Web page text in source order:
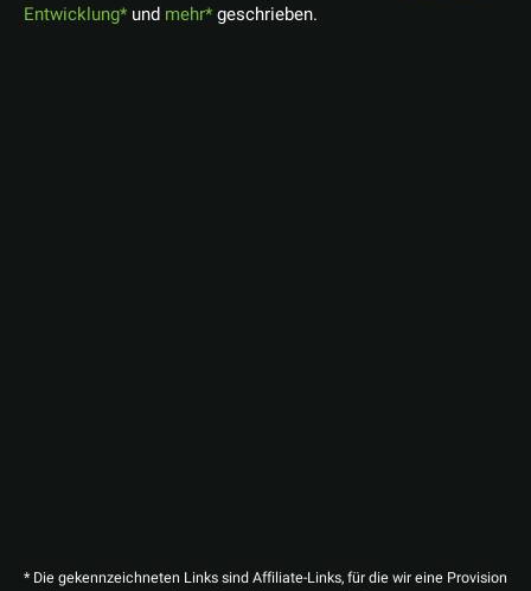
Entwicklung und mehr geschrieben.
* Die gekennzeichneten Links sind Affiliate-Links, für die wir eine Provision